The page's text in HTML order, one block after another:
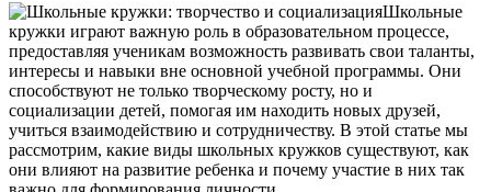
Школьные
кружки играют важную роль в образовательном процессе,
предоставляя ученикам возможность развивать свои таланты,
интересы и навыки вне основной учебной программы. Они
способствуют не только творческому росту, но и
социализации детей, помогая им находить новых друзей,
учиться взаимодействию и сотрудничеству. В этой статье мы
рассмотрим, какие виды школьных кружков существуют, как
они влияют на развитие ребенка и почему участие в них так